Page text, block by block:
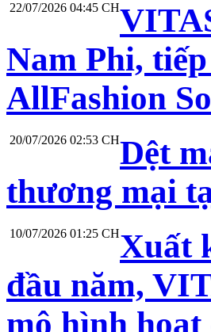
22/07/2026 04:45 CH
Nam Phi,
AllFashion
20/07/2026 02:53 CHDệt
thương mại
10/07/2026 01:25 CHXuất
đầu năm,
mô hình hoạt